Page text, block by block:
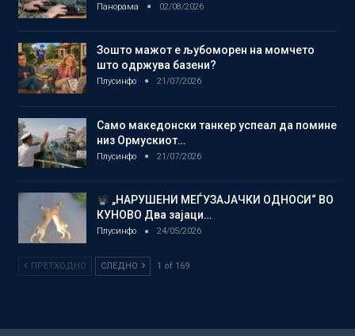
Панорама 02/08/2026
Зошто мажот е љубоморен на момчето
што одржува базени?
Плусинфо 21/07/2026
Само македонски танкер успеал да помине
низ Ормускиот…
Плусинфо 21/07/2026
„НАРУШЕНИ МЕЃУЗАЈАЧКИ ОДНОСИ“ ВО
КУНОВО Два зајаци…
Плусинфо 24/05/2026
ПРЕТХОДНО СЛЕДНО 1 of 169